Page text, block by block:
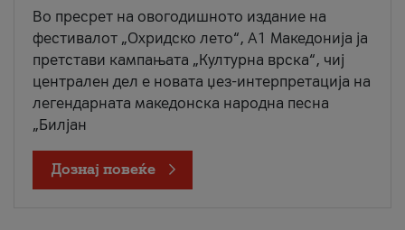
Во пресрет на овогодишното издание на
фестивалот „Охридско лето“, А1 Македонија ја
претстави кампањата „Културна врска“, чиј
централен дел е новата џез-интерпретација на
легендарната македонска народна песна
„Билјан
Дознај повеќе